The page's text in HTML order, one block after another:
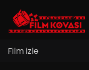
Film izle